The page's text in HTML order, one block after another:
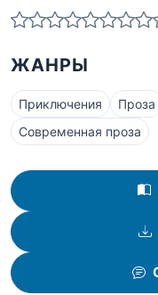
ЖАНРЫ
Приключения Проза
Современная проза